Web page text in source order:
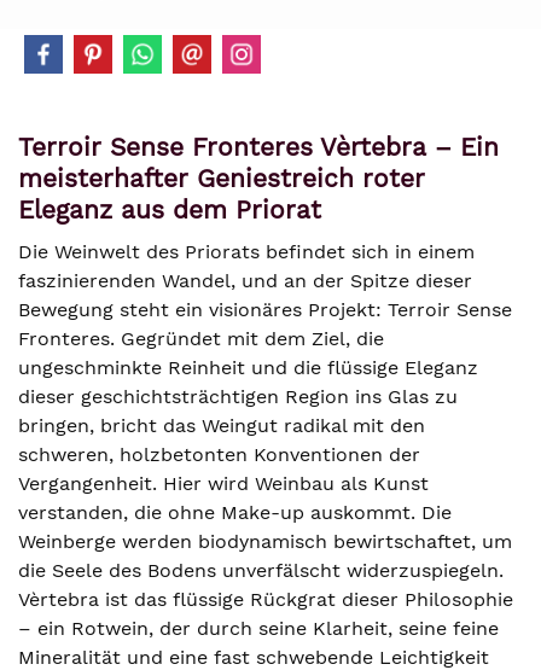
Terroir Sense Fronteres Vèrtebra – Ein
meisterhafter Geniestreich roter
Eleganz aus dem Priorat
Die Weinwelt des Priorats befindet sich in einem
faszinierenden Wandel, und an der Spitze dieser
Bewegung steht ein visionäres Projekt: Terroir Sense
Fronteres. Gegründet mit dem Ziel, die
ungeschminkte Reinheit und die flüssige Eleganz
dieser geschichtsträchtigen Region ins Glas zu
bringen, bricht das Weingut radikal mit den
schweren, holzbetonten Konventionen der
Vergangenheit. Hier wird Weinbau als Kunst
verstanden, die ohne Make-up auskommt. Die
Weinberge werden biodynamisch bewirtschaftet, um
die Seele des Bodens unverfälscht widerzuspiegeln.
Vèrtebra ist das flüssige Rückgrat dieser Philosophie
– ein Rotwein, der durch seine Klarheit, seine feine
Mineralität und eine fast schwebende Leichtigkeit